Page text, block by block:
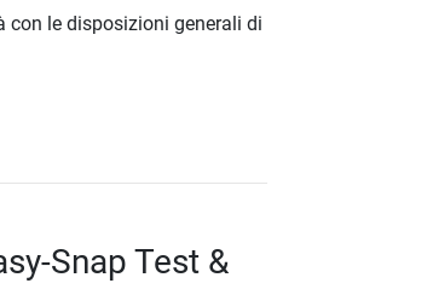
le disposizioni generali di
Snap Test &